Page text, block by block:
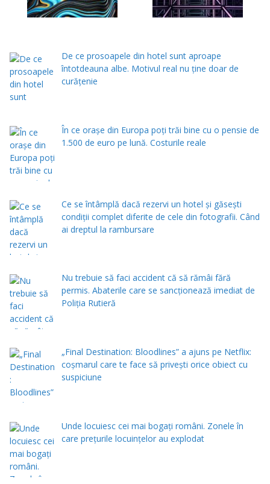
De ce prosoapele din hotel sunt aproape
întotdeauna albe. Motivul real nu ține doar de
curățenie
În ce orașe din Europa poți trăi bine cu o pensie de
1.500 de euro pe lună. Costurile reale
Ce se întâmplă dacă rezervi un hotel și găsești
condiții complet diferite de cele din fotografii. Când
ai dreptul la rambursare
Nu trebuie să faci accident că să rămâi fără
permis. Abaterile care se sancționează imediat de
Poliţia Rutieră
„Final Destination: Bloodlines” a ajuns pe Netflix:
coșmarul care te face să privești orice obiect cu
suspiciune
Unde locuiesc cei mai bogați români. Zonele în
care prețurile locuințelor au explodat